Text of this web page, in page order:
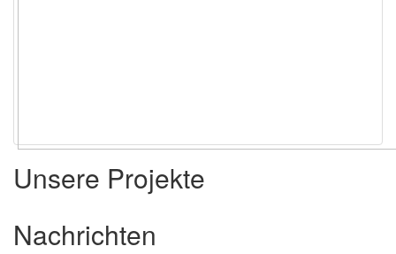
Unsere Projekte
Nachrichten